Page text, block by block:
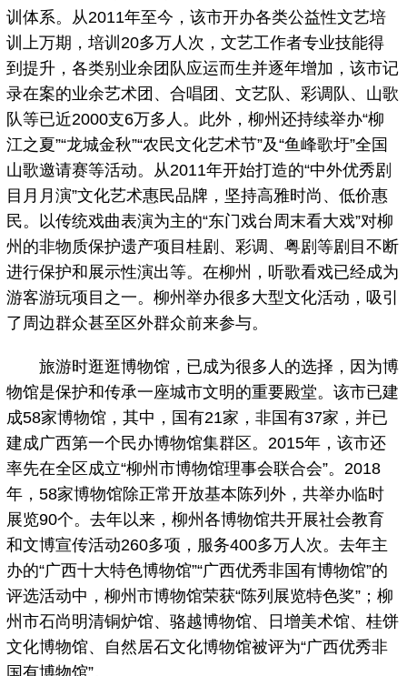
训体系。从2011年至今，该市开办各类公益性文艺培
训上万期，培训20多万人次，文艺工作者专业技能得
到提升，各类别业余团队应运而生并逐年增加，该市记
录在案的业余艺术团、合唱团、文艺队、彩调队、山歌
队等已近2000支6万多人。此外，柳州还持续举办“柳
江之夏”“龙城金秋”“农民文化艺术节”及“鱼峰歌圩”全国
山歌邀请赛等活动。从2011年开始打造的“中外优秀剧
目月月演”文化艺术惠民品牌，坚持高雅时尚、低价惠
民。以传统戏曲表演为主的“东门戏台周末看大戏”对柳
州的非物质保护遗产项目桂剧、彩调、粤剧等剧目不断
进行保护和展示性演出等。在柳州，听歌看戏已经成为
游客游玩项目之一。柳州举办很多大型文化活动，吸引
了周边群众甚至区外群众前来参与。
旅游时逛逛博物馆，已成为很多人的选择，因为博
物馆是保护和传承一座城市文明的重要殿堂。该市已建
成58家博物馆，其中，国有21家，非国有37家，并已
建成广西第一个民办博物馆集群区。2015年，该市还
率先在全区成立“柳州市博物馆理事会联合会”。2018
年，58家博物馆除正常开放基本陈列外，共举办临时
展览90个。去年以来，柳州各博物馆共开展社会教育
和文博宣传活动260多项，服务400多万人次。去年主
办的“广西十大特色博物馆”“广西优秀非国有博物馆”的
评选活动中，柳州市博物馆荣获“陈列展览特色奖”；柳
州市石尚明清铜炉馆、骆越博物馆、日增美术馆、桂饼
文化博物馆、自然居石文化博物馆被评为“广西优秀非